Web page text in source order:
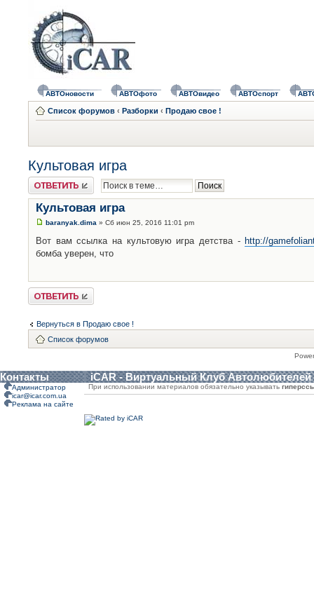
АВТОновости АВТОфото АВТОвидео АВТОспорт
Список форумов ‹ Разборки ‹ Продаю свое !
Культовая игра
Ответить
Культовая игра
baranyak.dima » Сб июн 25, 2016 11:01 pm
Вот вам ссылка на культовую игра детства - http://
бомба уверен, что
Ответить
Вернуться в Продаю свое !
Список форумов
Контакты iCAR - Виртуальный Клуб Автолюбителей
Администратор
icar@icar.com.ua
Реклама на сайте
При использовании материалов обязательно указывать